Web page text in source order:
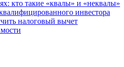
кто такие «квалы» и «неквалы»
инвестора
налоговый вычет